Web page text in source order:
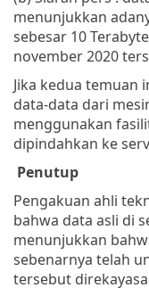
menunjukkan
sebesar 10
november 2020
Jika kedua temuan
data-data dari
menggunakan
dipindahkan ke
Penutup
Pengakuan ahli
bahwa data asli di
menunjukkan
sebenarnya telah
tersebut